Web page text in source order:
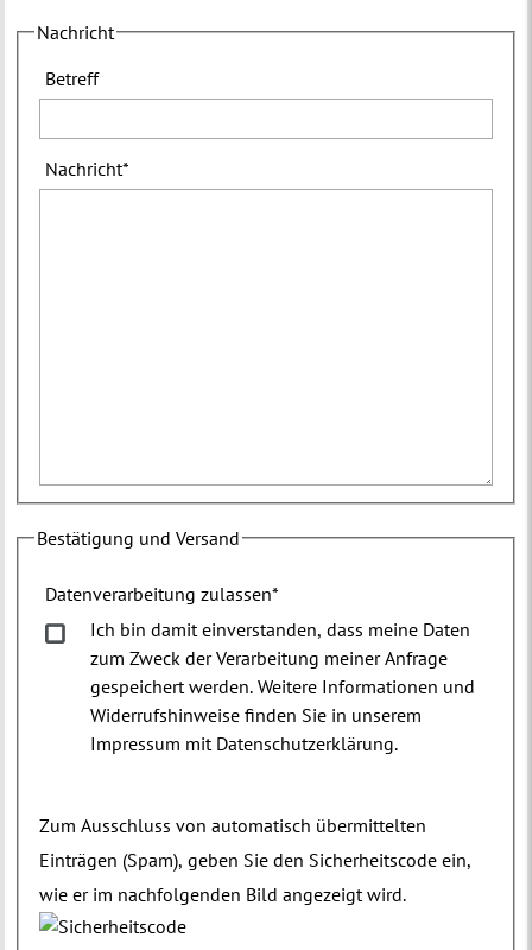
Nachricht
Betreff
Nachricht*
Bestätigung und Versand
Datenverarbeitung zulassen*
Ich bin damit einverstanden, dass meine Daten
zum Zweck der Verarbeitung meiner Anfrage
gespeichert werden. Weitere Informationen und
Widerrufshinweise finden Sie in unserem
Impressum mit Datenschutzerklärung.
Zum Ausschluss von automatisch übermittelten
Einträgen (Spam), geben Sie den Sicherheitscode ein,
wie er im nachfolgenden Bild angezeigt wird.